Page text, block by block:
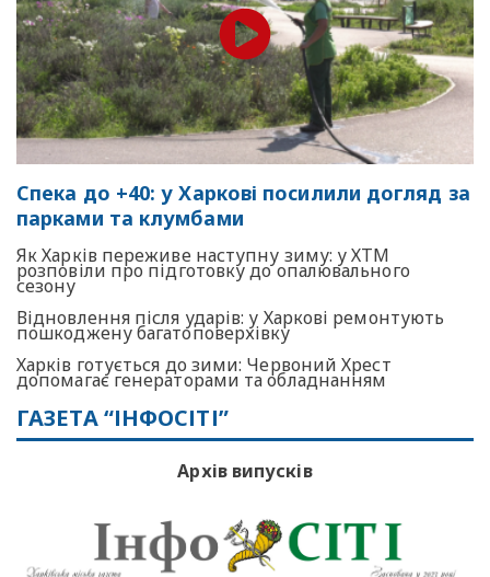
Спека до +40: у Харкові посилили догляд за
парками та клумбами
Як Харків переживе наступну зиму: у ХТМ
розповіли про підготовку до опалювального
сезону
Відновлення після ударів: у Харкові ремонтують
пошкоджену багатоповерхівку
Харків готується до зими: Червоний Хрест
допомагає генераторами та обладнанням
ГАЗЕТА “ІНФОСІТІ”
Архів випусків